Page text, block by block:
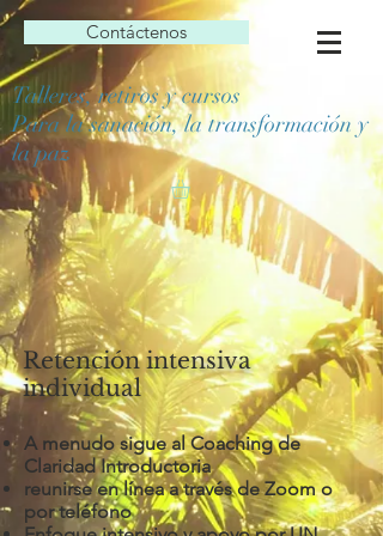
Contáctenos
Talleres, retiros y cursos
Para la sanación, la transformación y
la paz
Retención intensiva
individual
A menudo sigue al Coaching de
Claridad Introductoria
reunirse en línea a través de Zoom o
por teléfono